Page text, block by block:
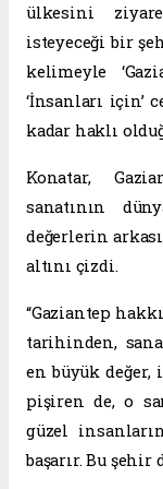
ülkesini
isteyeceği bir
kelimeyle
‘İnsanları için’
kadar haklı
Konatar,
sanatının
değerlerin
altını çizdi.
“Gaziantep
tarihinden,
en büyük
pişiren de, o
güzel
başarır. Bu